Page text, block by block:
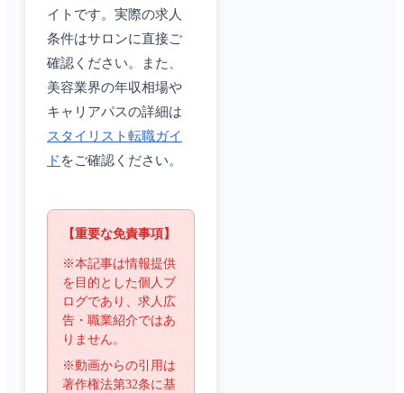
イトです。実際の求人
条件はサロンに直接ご
確認ください。また、
美容業界の年収相場や
キャリアパスの詳細は
スタイリスト転職ガイ
ド をご確認ください。
【重要な免責事項】
※本記事は情報提供
を目的とした個人ブ
ログであり、求人広
告・職業紹介ではあ
りません。
※動画からの引用は
著作権法第32条に基